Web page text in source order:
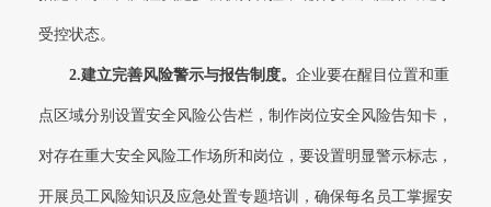
受控状态。
2.建立完善风险警示与报告制度。 企业要在醒目位置和重
点区域分别设置安全风险公告栏，制作岗位安全风险告知卡，
对存在重大安全风险工作场所和岗位，要设置明显警示标志，
开展员工风险知识及应急处置专题培训，确保每名员工掌握安